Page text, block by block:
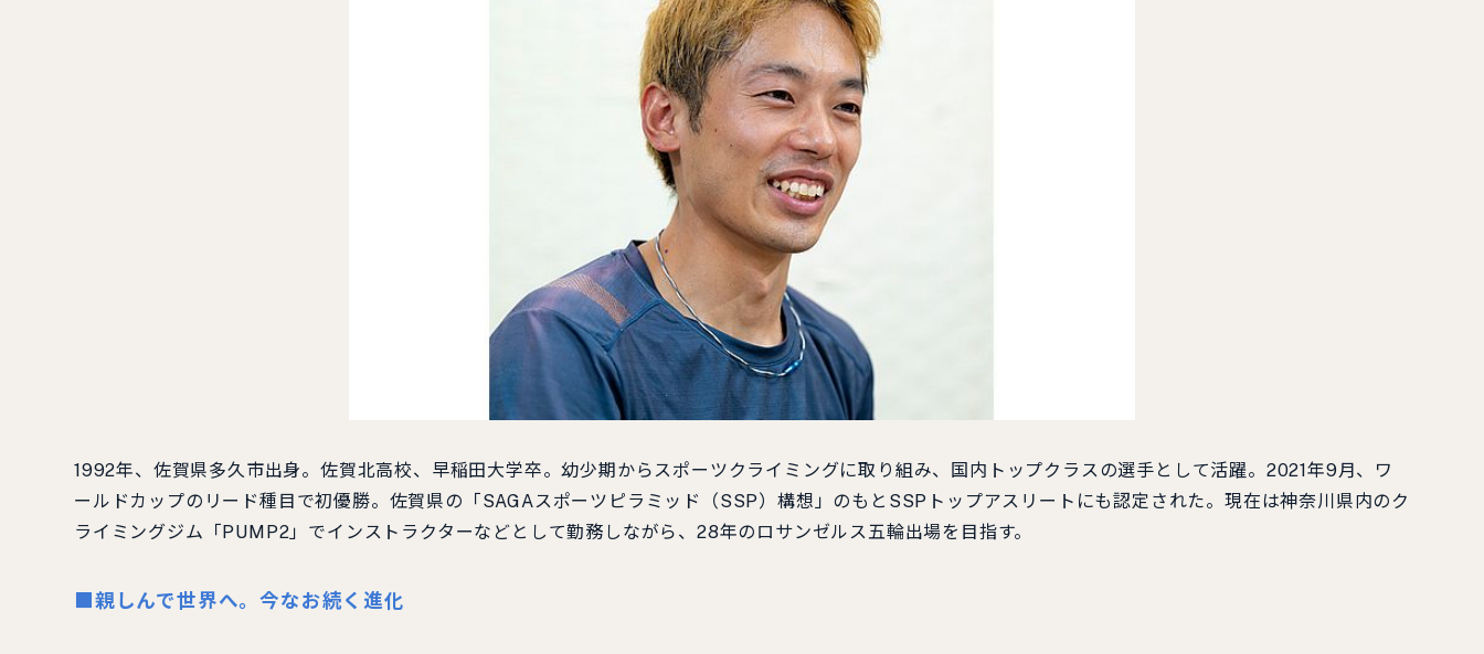
1992年、佐賀県多久市出身。佐賀北高校、早稲田大学卒。幼少期からスポーツクライミングに取り組み、国内トップクラスの選手として活躍。2021年9月、ワ
ールドカップのリード種目で初優勝。佐賀県の「SAGAスポーツピラミッド（SSP）構想」のもとSSPトップアスリートにも認定された。現在は神奈川県内のク
ライミングジム「PUMP2」でインストラクターなどとして勤務しながら、28年のロサンゼルス五輪出場を目指す。
■親しんで世界へ。今なお続く進化